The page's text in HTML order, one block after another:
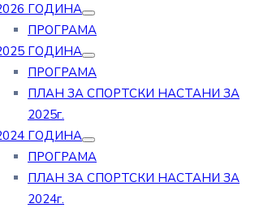
ГОДИНА
ПРОГРАМА
ГОДИНА
ПРОГРАМА
ПЛАН ЗА СПОРТСКИ НАСТАНИ ЗА
2025г.
ГОДИНА
ПРОГРАМА
ПЛАН ЗА СПОРТСКИ НАСТАНИ ЗА
2024г.